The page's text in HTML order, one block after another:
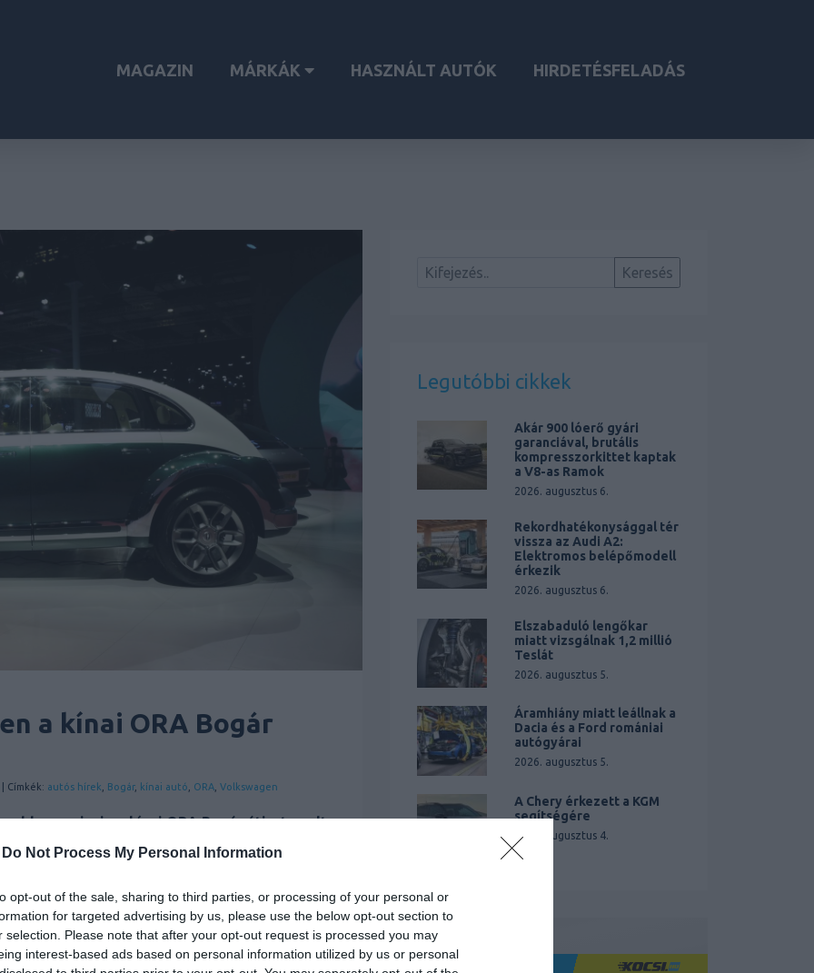
Do Not Process My Personal Information
opt-out of the sale, sharing to third parties, or processing of your personal or
for targeted advertising by us, please use the below opt-out section to
selection. Please note that after your opt-out request is processed you may
interest-based ads based on personal information utilized by us or personal
MAGAZIN MÁRKÁK HASZNÁLT AUTÓK HIRDETÉSFELADÁS
a kínai ORA Bogár
| Címkék: autós hírek Bogár, kínai autó ORA Volkswagen
premierje a kínai ORA Bogár átirata volt.
a dolog, az ügyvédek már dolgoznak a
az ORA, mely az idei Shaghai Auto Show
Bogár modern, négyajtós átiratát is.
nincs, legalábbis egyelőre. Mert most a német
Legutóbbi cikkek
Akár 900 lóerő gyári
garanciával, brutális
kompresszorkittet kaptak
a V8-as Ramok
2026. augusztus 6.
Rekordhatékonysággal tér
vissza az Audi A2:
Elektromos belépőmodell
érkezik
2026. augusztus 6.
Elszabaduló lengőkar
miatt vizsgálnak 1,2 millió
Teslát
2026. augusztus 5.
Áramhiány miatt leállnak a
Dacia és a Ford romániai
autógyárai
2026. augusztus 5.
A Chery érkezett a KGM
segítségére
2026. augusztus 4.
Ha jó élményre utazol